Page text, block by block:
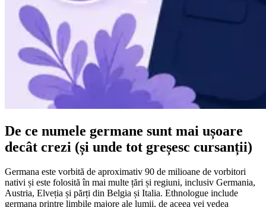
De ce numele germane sunt mai ușoare
decât crezi (și unde tot greșesc cursanții)
Germana este vorbită de aproximativ 90 de milioane de vorbitori
nativi și este folosită în mai multe țări și regiuni, inclusiv Germania,
Austria, Elveția și părți din Belgia și Italia. Ethnologue include
germana printre limbile majore ale lumii, de aceea vei vedea